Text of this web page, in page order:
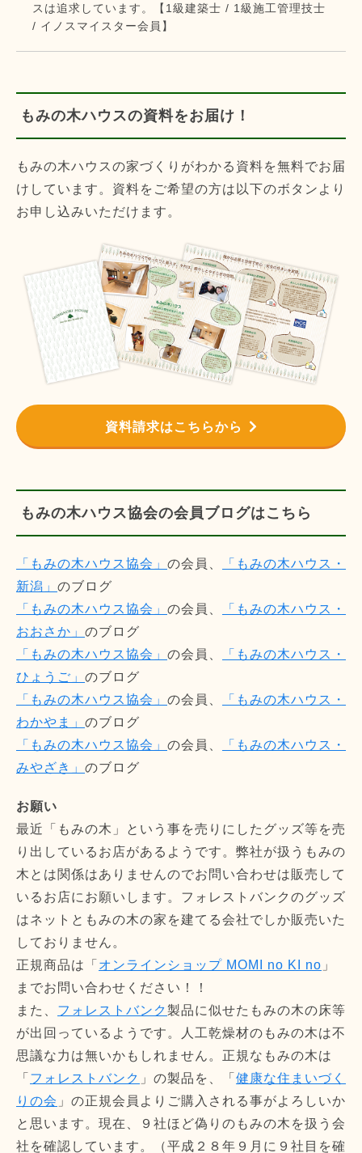
スは追求しています。【1級建築士 / 1級施工管理技士
/ イノスマイスター会員】
もみの木ハウスの資料をお届け！
もみの木ハウスの家づくりがわかる資料を無料でお届
けしています。資料をご希望の方は以下のボタンより
お申し込みいただけます。
資料請求はこちらから
もみの木ハウス協会の会員ブログはこちら
「もみの木ハウス協会」 の会員、
「もみの木ハウス・
新潟」 のブログ
「もみの木ハウス協会」 の会員、
「もみの木ハウス・
おおさか」 のブログ
「もみの木ハウス協会」 の会員、
「もみの木ハウス・
ひょうご」 のブログ
「もみの木ハウス協会」 の会員、
「もみの木ハウス・
わかやま」 のブログ
「もみの木ハウス協会」 の会員、
「もみの木ハウス・
みやざき」 のブログ
お願い
最近「もみの木」という事を売りにしたグッズ等を売
り出しているお店があるようです。弊社が扱うもみの
木とは関係はありませんのでお問い合わせは販売して
いるお店にお願いします。フォレストバンクのグッズ
はネットともみの木の家を建てる会社でしか販売いた
しておりません。
正規商品は「 オンラインショップ MOMI no KI no 」
までお問い合わせください！！
また、 フォレストバンク製品に似せたもみの木の床等
が出回っているようです。人工乾燥材のもみの木は不
思議な力は無いかもしれません。正規なもみの木は
「 フォレストバンク 」の製品を、「 健康な住まいづく
りの会 」の正規会員よりご購入される事がよろしいか
と思います。現在、９社ほど偽りのもみの木を扱う会
社を確認しています。（平成２８年９月に９社目を確